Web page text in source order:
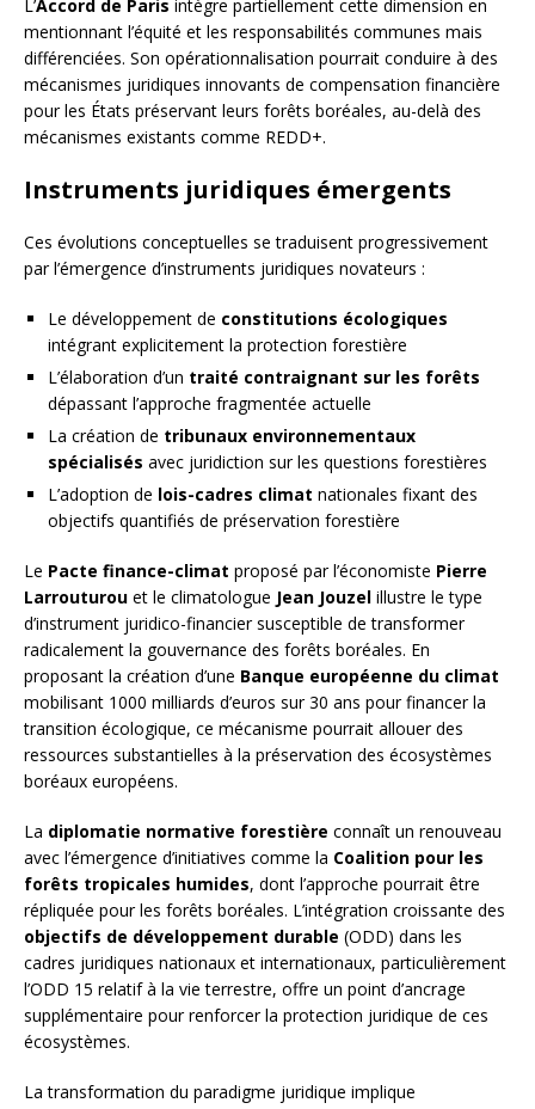
L’Accord de Paris intègre partiellement cette dimension en
mentionnant l’équité et les responsabilités communes mais
différenciées. Son opérationnalisation pourrait conduire à des
mécanismes juridiques innovants de compensation financière
pour les États préservant leurs forêts boréales, au-delà des
mécanismes existants comme REDD+.
Instruments juridiques émergents
Ces évolutions conceptuelles se traduisent progressivement
par l’émergence d’instruments juridiques novateurs :
Le développement de constitutions écologiques
intégrant explicitement la protection forestière
L’élaboration d’un traité contraignant sur les forêts
dépassant l’approche fragmentée actuelle
La création de tribunaux environnementaux
spécialisés avec juridiction sur les questions forestières
L’adoption de lois-cadres climat nationales fixant des
objectifs quantifiés de préservation forestière
Le Pacte finance-climat proposé par l’économiste Pierre
Larrouturou et le climatologue Jean Jouzel illustre le type
d’instrument juridico-financier susceptible de transformer
radicalement la gouvernance des forêts boréales. En
proposant la création d’une Banque européenne du climat
mobilisant 1000 milliards d’euros sur 30 ans pour financer la
transition écologique, ce mécanisme pourrait allouer des
ressources substantielles à la préservation des écosystèmes
boréaux européens.
La diplomatie normative forestière connaît un renouveau
avec l’émergence d’initiatives comme la Coalition pour les
forêts tropicales humides, dont l’approche pourrait être
répliquée pour les forêts boréales. L’intégration croissante des
objectifs de développement durable (ODD) dans les
cadres juridiques nationaux et internationaux, particulièrement
l’ODD 15 relatif à la vie terrestre, offre un point d’ancrage
supplémentaire pour renforcer la protection juridique de ces
écosystèmes.
La transformation du paradigme juridique implique